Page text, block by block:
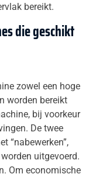
bereikt.
die geschikt
zowel een hoge
worden bereikt
bij voorkeur
De twee
“nabewerken”,
uitgevoerd.
Om economische